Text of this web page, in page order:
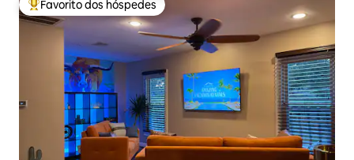
Favoritos dos hóspedes mais apreciados
Favorito dos hóspedes